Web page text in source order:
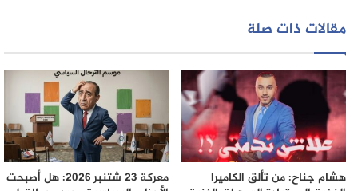
.
مقالات ذات صلة
هشام جناح: من تألق الكاميرا
معركة 23 شتنبر 2026: هل أصبحت